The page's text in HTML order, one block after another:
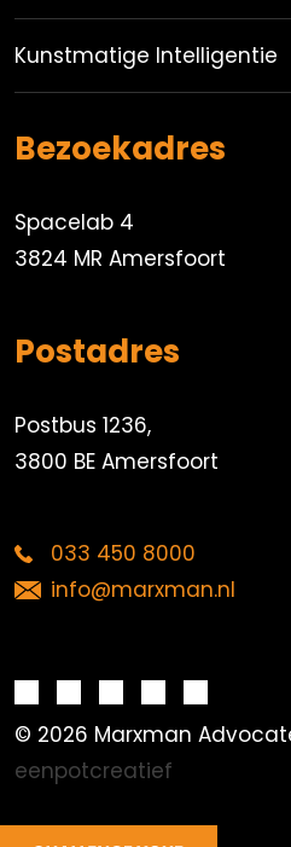
Kunstmatige Intelligentie
Bezoekadres
Spacelab 4
3824 MR Amersfoort
Postadres
Postbus 1236,
3800 BE Amersfoort
033 450 8000
info@marxman.nl
© 2026 Marxman
eenpotcreatief